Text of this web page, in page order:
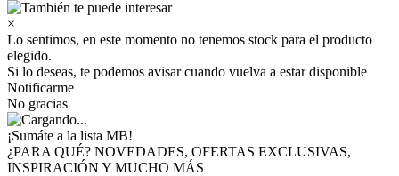
×
Lo sentimos, en este momento no tenemos stock para el producto
elegido.
Si lo deseas, te podemos avisar cuando vuelva a estar disponible
Notificarme
No gracias
¡Sumáte a la lista MB!
¿PARA QUÉ? NOVEDADES, OFERTAS EXCLUSIVAS,
INSPIRACIÓN Y MUCHO MÁS